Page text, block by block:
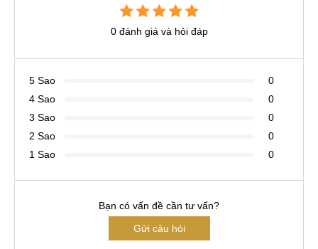
0 đánh giá và hỏi đáp
5 Sao
0
4 Sao
0
3 Sao
0
2 Sao
0
1 Sao
0
Bạn có vấn đề cần tư vấn?
Gửi câu hỏi